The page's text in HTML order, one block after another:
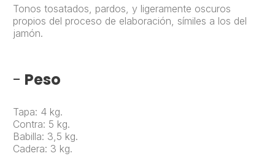
Tonos tosatados, pardos, y ligeramente oscuros
propios del proceso de elaboración, símiles a los del
jamón.
- Peso
Tapa: 4 kg.
Contra: 5 kg.
Babilla: 3,5 kg.
Cadera: 3 kg.